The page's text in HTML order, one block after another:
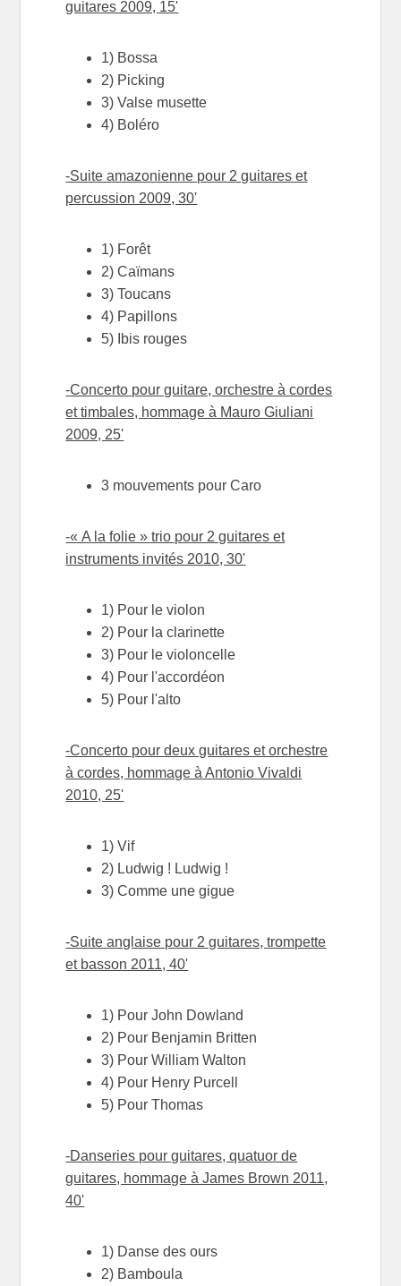
guitares 2009, 15'
1) Bossa
2) Picking
3) Valse musette
4) Boléro
-Suite amazonienne pour 2 guitares et
percussion 2009, 30'
1) Forêt
2) Caïmans
3) Toucans
4) Papillons
5) Ibis rouges
-Concerto pour guitare, orchestre à cordes
et timbales, hommage à Mauro Giuliani
2009, 25'
3 mouvements pour Caro
-« A la folie » trio pour 2 guitares et
instruments invités 2010, 30'
1) Pour le violon
2) Pour la clarinette
3) Pour le violoncelle
4) Pour l'accordéon
5) Pour l'alto
-Concerto pour deux guitares et orchestre
à cordes, hommage à Antonio Vivaldi
2010, 25'
1) Vif
2) Ludwig ! Ludwig !
3) Comme une gigue
-Suite anglaise pour 2 guitares, trompette
et basson 2011, 40'
1) Pour John Dowland
2) Pour Benjamin Britten
3) Pour William Walton
4) Pour Henry Purcell
5) Pour Thomas
-Danseries pour guitares, quatuor de
guitares, hommage à James Brown 2011,
40'
1) Danse des ours
2) Bamboula